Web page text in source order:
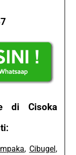
di Cisoka
, Cibugel,